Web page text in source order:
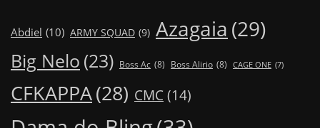
Abdiel (10) ARMY SQUAD (9) Azagaia (29)
Big Nelo (23) Boss Ac (8) Boss Alirio (8) CAGE ONE (7)
CFKAPPA(28) CMC (14)